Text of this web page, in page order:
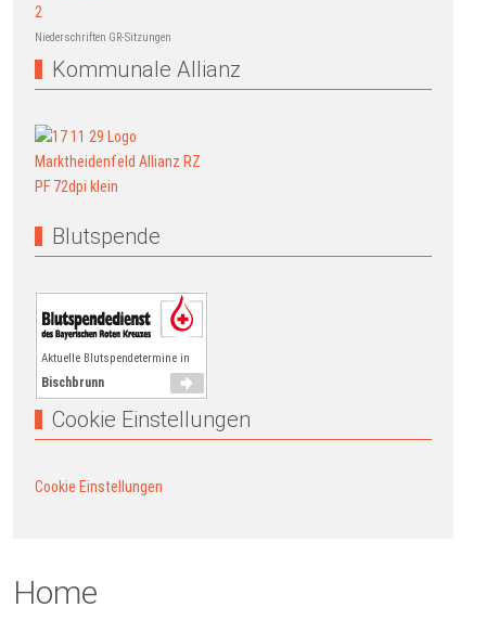
Niederschriften GR-Sitzungen
Kommunale Allianz
Blutspende
Aktuelle Blutspendetermine in
Bischbrunn
Cookie Einstellungen
Cookie Einstellungen
Home